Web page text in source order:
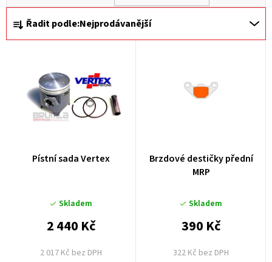
Ř
a
Řadit podle:Nejprodávanější
Pístní sada Vertex
Skladem
2 017 Kč bez DPH
2 440 Kč
Brzdové destičky přední
MRP
Skladem
322 Kč bez DPH
390 Kč